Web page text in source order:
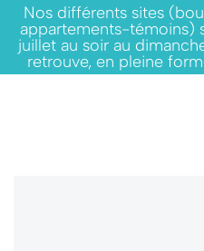
Nos différents sites
appartements-témoins)
juillet au soir au
retrouve, en pleine